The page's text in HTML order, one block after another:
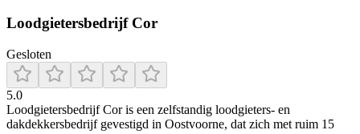
Loodgietersbedrijf Cor
Gesloten
5.0
Loodgietersbedrijf Cor is een zelfstandig loodgieters- en
dakdekkersbedrijf gevestigd in Oostvoorne, dat zich met ruim 15